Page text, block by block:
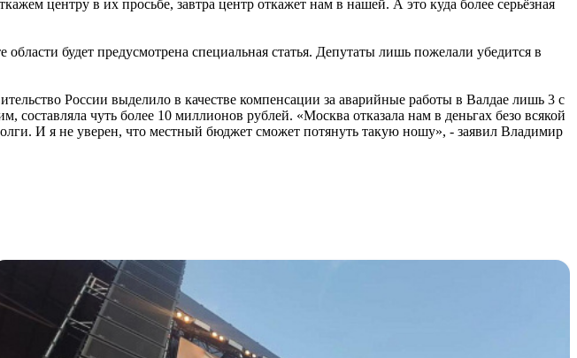
центру в их просьбе, завтра центр откажет нам в нашей. А это куда более серьёзная
будет предусмотрена специальная статья. Депутаты лишь пожелали убедится в
России выделило в качестве компенсации за аварийные работы в Валдае лишь 3 с
чуть более 10 миллионов рублей. «Москва отказала нам в деньгах безо всякой
И я не уверен, что местный бюджет сможет потянуть такую ношу», - заявил Владимир